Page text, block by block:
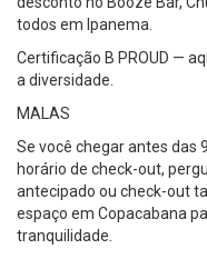
todos em Ipanema.
Certificação B PROUD —
a diversidade.
MALAS
Se você chegar antes das
horário de check-out,
antecipado ou check-out
espaço em Copacabana
tranquilidade.